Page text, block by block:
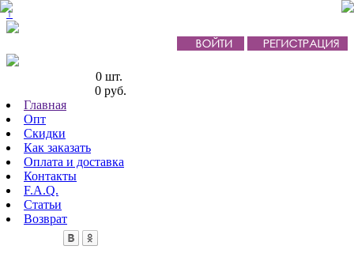
↑
0 шт.
0 руб.
Главная
Опт
Скидки
Как заказать
Оплата и доставка
Контакты
F.A.Q.
Статьи
Возврат